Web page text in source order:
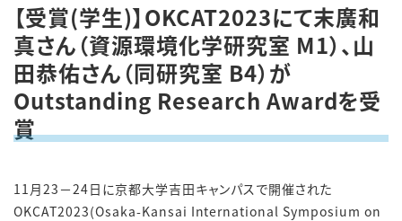
【受賞(学生)】OKCAT2023にて末廣和
真さん（資源環境化学研究室 M1）、山
田恭佑さん（同研究室 B4）が
Outstanding Research Awardを受
賞
11月23－24日に京都大学吉田キャンパスで開催された
OKCAT2023(Osaka-Kansai International Symposium on